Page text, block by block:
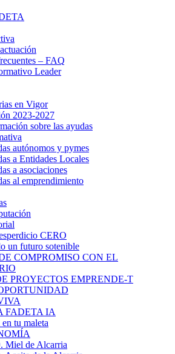
– FAQ
Leader
en Vigor
2023-2027
sobre las ayudas
autónomos y pymes
a Entidades Locales
a asociaciones
al emprendimiento
CERO
un futuro sotenible
COMPROMISO CON EL
PROYECTOS EMPRENDE-T
FADETA IA
tu maleta
Miel de Alcarria